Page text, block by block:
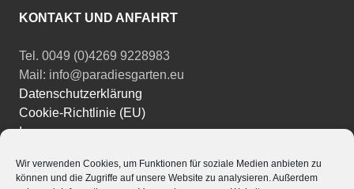
Wir verwenden Cookies, um Funktionen für soziale Medien anbieten zu
können und die Zugriffe auf unsere Website zu analysieren. Außerdem
KONTAKT UND ANFAHRT
Tel. 0049 (0)4269 9228983
Mail: info@paradiesgarten.eu
Datenschutzerklärung
Cookie-Richtlinie (EU)
Impressum
Instagram